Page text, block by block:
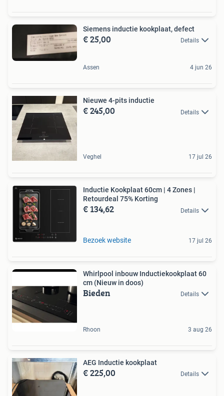
Siemens inductie kookplaat, defect
€ 25,00 Details
Assen 4 jun 26
Nieuwe 4-pits inductie
€ 245,00 Details
Veghel 17 jul 26
Inductie Kookplaat 60cm | 4 Zones |
Retourdeal 75% Korting
€ 134,62 Details
Bezoek website 17 jul 26
Whirlpool inbouw Inductiekookplaat 60
cm (Nieuw in doos)
Bieden Details
Rhoon 3 aug 26
AEG Inductie kookplaat
€ 225,00 Details